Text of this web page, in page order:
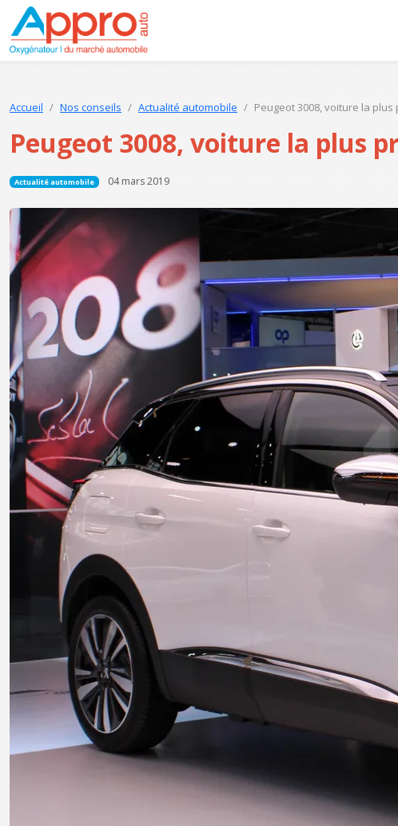
Accueil Nos conseils Actualité automobile Peugeot 3008, voiture la
Peugeot 3008, voiture la plus
Actualité automobile 04 mars 2019